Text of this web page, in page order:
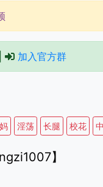
加入官方群
淫荡 长腿 校花
】